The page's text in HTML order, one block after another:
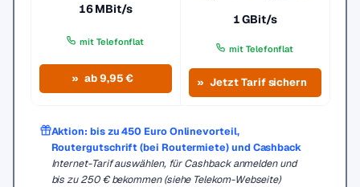
16 MBit/s
mit Telefonflat
ab 9,95 €
1 GBit/s
mit Telefonflat
Jetzt Tarif sichern
Aktion: bis zu 450 Euro Onlinevorteil,
Routergutschrift (bei Routermiete) und Cashback
Internet-Tarif auswählen, für Cashback anmelden und
bis zu 250 € bekommen (siehe Telekom-Webseite)